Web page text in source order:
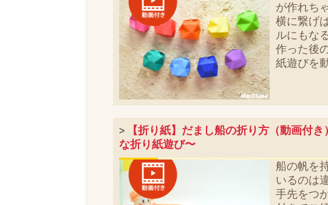
が作れち
横に繋げ
ルにもな
作った後
紙遊びを
>
【折り紙】だまし船の折り方（動画付
な折り紙遊び〜
船の帆を
いるのは
手先をつ